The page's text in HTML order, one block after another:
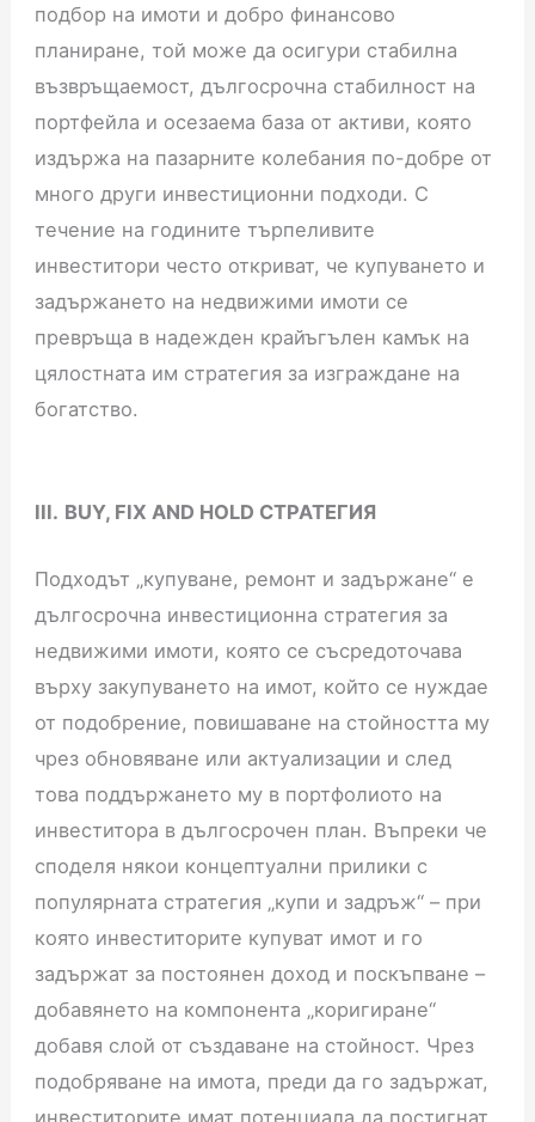
подбор на имоти и добро финансово
планиране, той може да осигури стабилна
възвръщаемост, дългосрочна стабилност на
портфейла и осезаема база от активи, която
издържа на пазарните колебания по-добре от
много други инвестиционни подходи. С
течение на годините търпеливите
инвеститори често откриват, че купуването и
задържането на недвижими имоти се
превръща в надежден крайъгълен камък на
цялостната им стратегия за изграждане на
богатство.
III. BUY, FIX AND HOLD СТРАТЕГИЯ
Подходът „купуване, ремонт и задържане“ е
дългосрочна инвестиционна стратегия за
недвижими имоти, която се съсредоточава
върху закупуването на имот, който се нуждае
от подобрение, повишаване на стойността му
чрез обновяване или актуализации и след
това поддържането му в портфолиото на
инвеститора в дългосрочен план. Въпреки че
споделя някои концептуални прилики с
популярната стратегия „купи и задръж“ – при
която инвеститорите купуват имот и го
задържат за постоянен доход и поскъпване –
добавянето на компонента „коригиране“
добавя слой от създаване на стойност. Чрез
подобряване на имота, преди да го задържат,